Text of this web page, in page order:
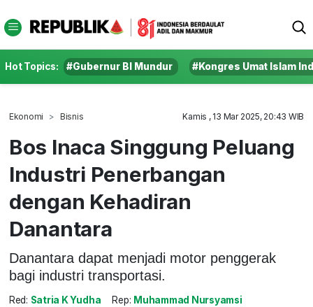
Hot Topics: #Gubernur BI Mundur #Kongres Umat Islam
Ekonomi Bisnis Kamis , 13 Mar 2025, 20:43 WIB
Bos Inaca Singgung Peluang
Industri Penerbangan
dengan Kehadiran
Danantara
Danantara dapat menjadi motor penggerak
bagi industri transportasi.
Red: Satria K Yudha Rep: Muhammad Nursyamsi